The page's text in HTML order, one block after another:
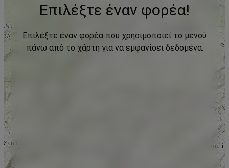
Επιλέξτε έναν φορέα!
Επιλέξτε έναν φορέα που χρησιμοποιεί το μενού
πάνω από το χάρτη για να εμφανίσει δεδομένα.